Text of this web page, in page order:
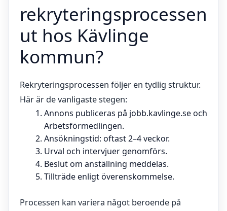
rekryteringsprocessen
ut hos Kävlinge
kommun?
Rekryteringsprocessen följer en tydlig struktur.
Här är de vanligaste stegen:
Annons publiceras på jobb.kavlinge.se och
Arbetsförmedlingen.
Ansökningstid: oftast 2–4 veckor.
Urval och intervjuer genomförs.
Beslut om anställning meddelas.
Tillträde enligt överenskommelse.
Processen kan variera något beroende på